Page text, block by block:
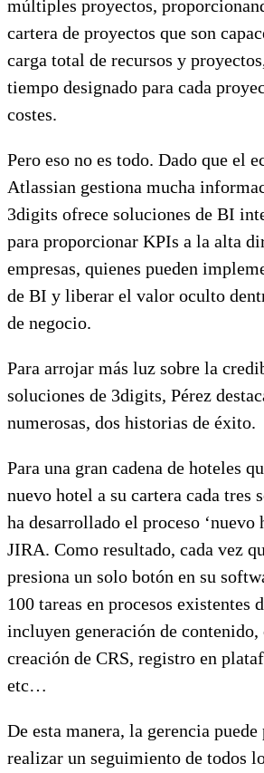
múltiples proyectos,
cartera de proyectos que son
carga total de recursos y
tiempo designado para cada
costes.
Pero eso no es todo. Dado que el
Atlassian gestiona mucha
3digits ofrece soluciones de BI
para proporcionar KPIs a la alta
empresas, quienes pueden
de BI y liberar el valor oculto
de negocio.
Para arrojar más luz sobre la
soluciones de 3digits, Pérez
numerosas, dos historias de éxito.
Para una gran cadena de hoteles
nuevo hotel a su cartera cada tres
ha desarrollado el proceso ‘nuevo
JIRA. Como resultado, cada vez
presiona un solo botón en su
100 tareas en procesos existentes
incluyen generación de
creación de CRS, registro en
etc…
De esta manera, la gerencia
realizar un seguimiento de todos